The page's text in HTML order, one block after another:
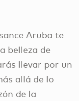
Aruba te
belleza de
llevar por un
allá de lo
de la